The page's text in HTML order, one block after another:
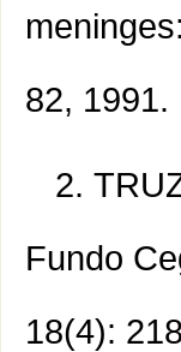
82, 1991.
Fundo
18(4):